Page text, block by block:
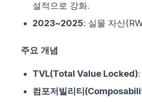
설적으로 강화.
2023~2025: 실물 자산
주요 개념
TVL(Total Value Locked)
컴포저빌리티